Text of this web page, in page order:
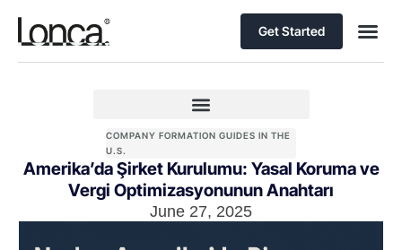
Get Started
COMPANY FORMATION GUIDES IN THE
U.S.
Amerika’da Şirket Kurulumu: Yasal Koruma ve
Vergi Optimizasyonunun Anahtarı
June 27, 2025